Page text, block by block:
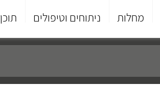
מחלות ניתוחים וטיפולים תוכן